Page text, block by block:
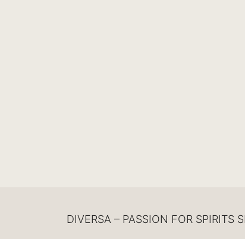
DIVERSA – PASSION FOR SPIRITS